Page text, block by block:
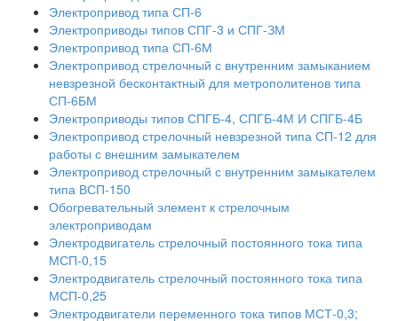
Электропривод типа СП-6
Электроприводы типов СПГ-3 и СПГ-ЗМ
Электропривод типа СП-6М
Электропривод стрелочный с внутренним замыканием
невзрезной бесконтактный для метрополитенов типа
СП-6БМ
Электроприводы типов СПГБ-4, СПГБ-4М И СПГБ-4Б
Электропривод стрелочный невзрезной типа СП-12 для
работы с внешним замыкателем
Электропривод стрелочный с внутренним замыкателем
типа ВСП-150
Обогревательный элемент к стрелочным
электроприводам
Электродвигатель стрелочный постоянного тока типа
МСП-0,15
Электродвигатель стрелочный постоянного тока типа
МСП-0,25
Электродвигатели переменного тока типов МСТ-0,3;